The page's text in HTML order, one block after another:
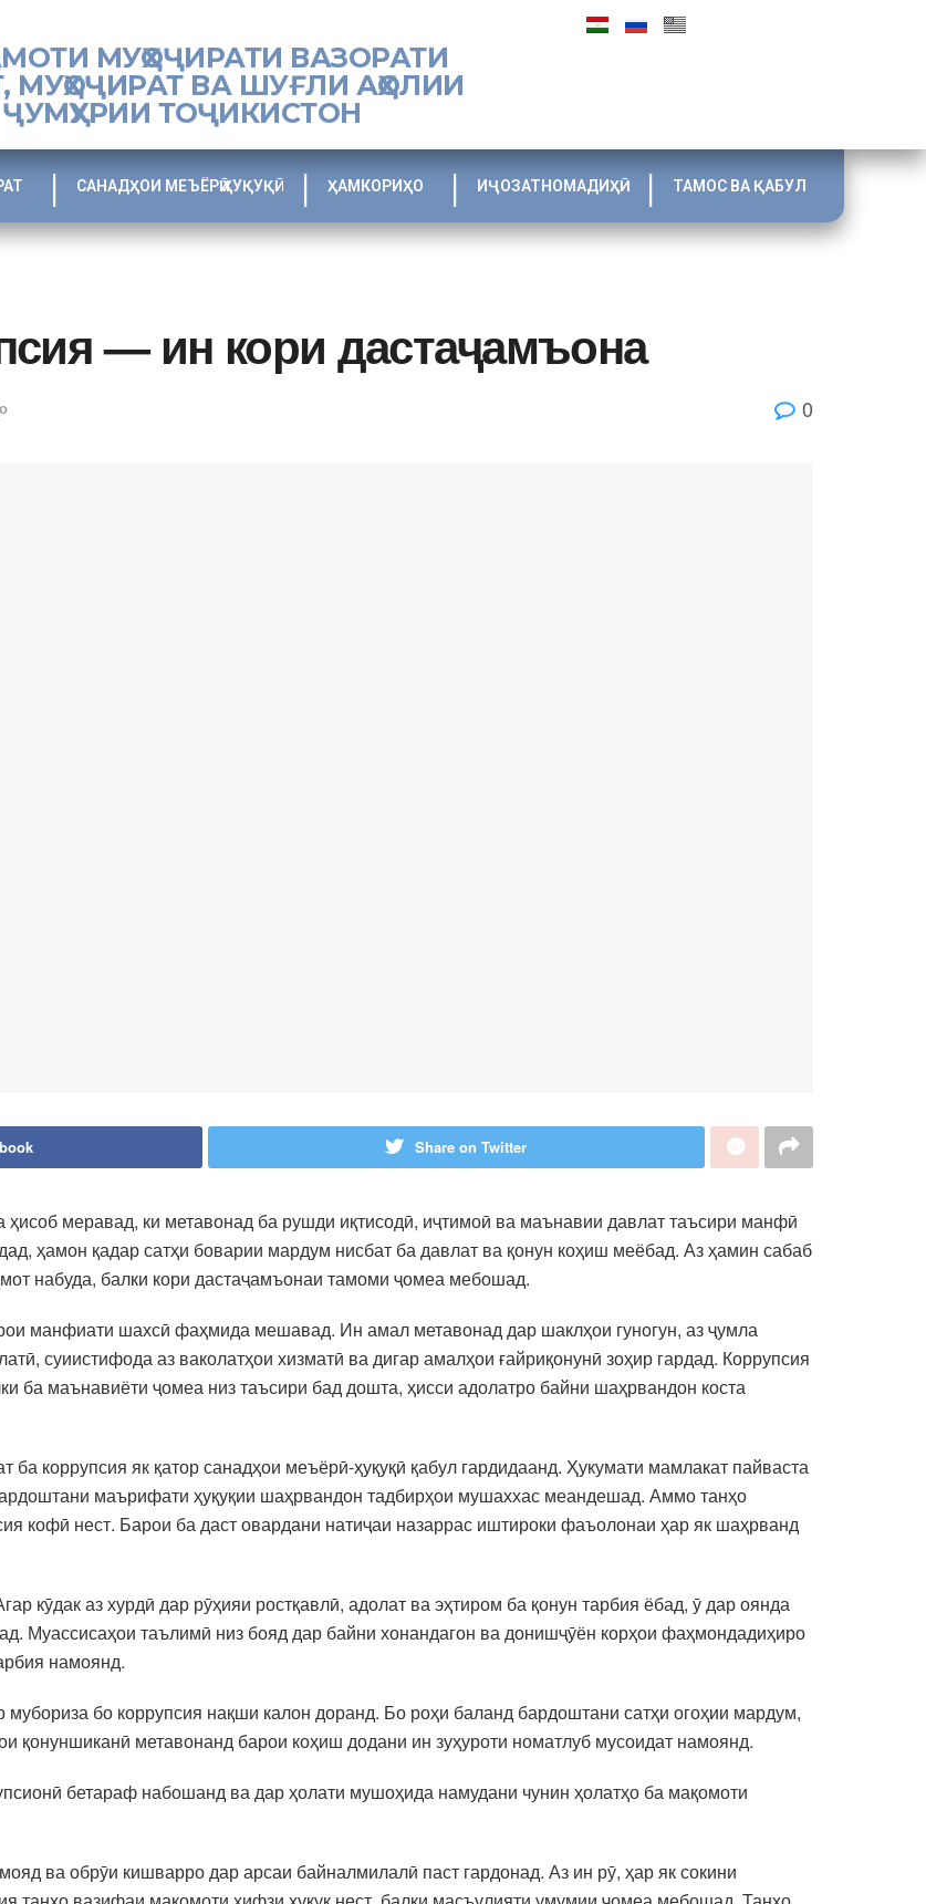
МУҲОҶИРАТИ ВАЗОРАТИ
МУҲОҶИРАТ ВА ШУҒЛИ АҲОЛИИ
ҶУМҲУРИИ ТОҶИКИСТОН
САНАДҲОИ МЕЪЁРӢ ҲУҚУҚӢ ҲАМКОРИҲО ИҶОЗАТНОМАДИҲӢ ТАМОС ВА ҚАБУЛ
— ин кори дастаҷамъона
0
Share on Twitter
меравад, ки метавонад ба рушди иқтисодӣ, иҷтимоӣ ва маънавии давлат таъсири манфӣ
ҳамон қадар сатҳи боварии мардум нисбат ба давлат ва қонун коҳиш меёбад. Аз ҳамин сабаб
набуда, балки кори дастаҷамъонаи тамоми ҷомеа мебошад.
манфиати шахсӣ фаҳмида мешавад. Ин амал метавонад дар шаклҳои гуногун, аз ҷумла
суиистифода аз ваколатҳои хизматӣ ва дигар амалҳои ғайриқонунӣ зоҳир гардад. Коррупсия
ба маънавиёти ҷомеа низ таъсири бад дошта, ҳисси адолатро байни шаҳрвандон коста
коррупсия як қатор санадҳои меъёрӣ-ҳуқуқӣ қабул гардидаанд. Ҳукумати мамлакат пайваста
маърифати ҳуқуқии шаҳрвандон тадбирҳои мушаххас меандешад. Аммо танҳо
кофӣ нест. Барои ба даст овардани натиҷаи назаррас иштироки фаъолонаи ҳар як шаҳрванд
кӯдак аз хурдӣ дар рӯҳияи ростқавлӣ, адолат ва эҳтиром ба қонун тарбия ёбад, ӯ дар оянда
Муассисаҳои таълимӣ низ бояд дар байни хонандагон ва донишҷӯён корҳои фаҳмондадиҳиро
намоянд.
бо коррупсия нақши калон доранд. Бо роҳи баланд бардоштани сатҳи огоҳии мардум,
қонуншиканӣ метавонанд барои коҳиш додани ин зуҳуроти номатлуб мусоидат намоянд.
бетараф набошанд ва дар ҳолати мушоҳида намудани чунин ҳолатҳо ба мақомоти
ва обрӯи кишварро дар арсаи байналмилалӣ паст гардонад. Аз ин рӯ, ҳар як сокини